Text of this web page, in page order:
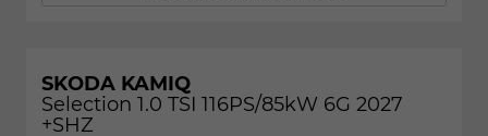
SKODA KAMIQ
Selection 1.0 TSI 116PS/85kW 6G 2027
+SHZ